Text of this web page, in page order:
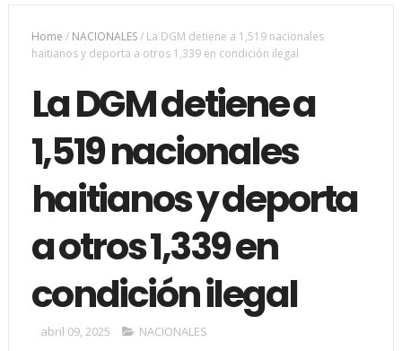
Home / NACIONALES/ La DGM detiene a 1,519 nacionales
haitianos y deporta a otros 1,339 en condición ilegal
La DGM detiene a
1,519 nacionales
haitianos y deporta
a otros 1,339 en
condición ilegal
abril 09, 2025 NACIONALES